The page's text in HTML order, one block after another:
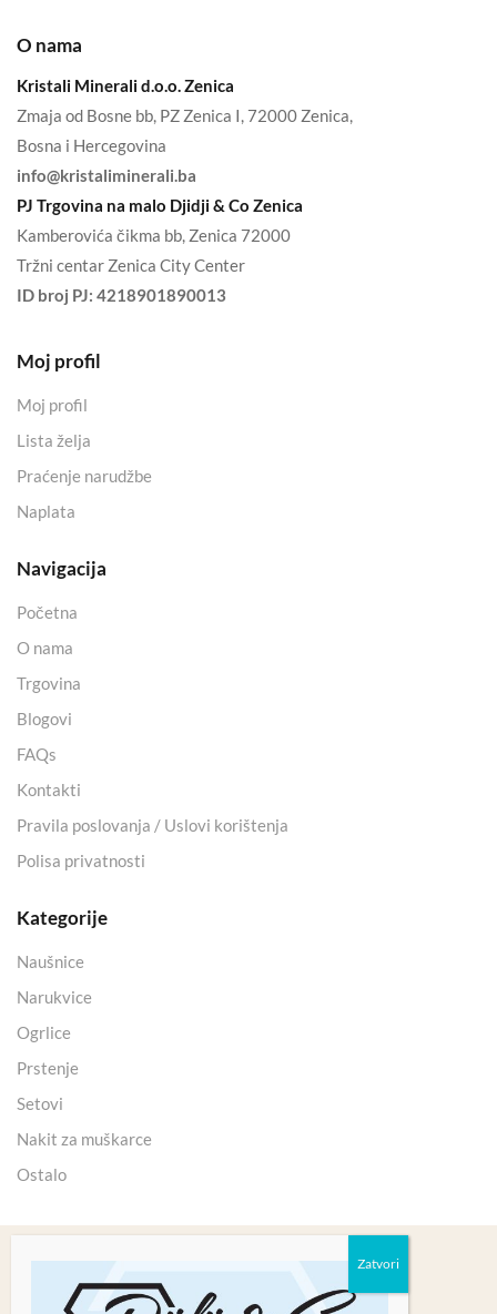
O nama
Kristali Minerali d.o.o. Zenica
Zmaja od Bosne bb, PZ Zenica I, 72000 Zenica,
Bosna i Hercegovina
info@kristaliminerali.ba
PJ Trgovina na malo Djidji & Co Zenica
Kamberovića čikma bb, Zenica 72000
Tržni centar Zenica City Center
ID broj PJ: 4218901890013
Moj profil
Moj profil
Lista želja
Praćenje narudžbe
Naplata
Navigacija
Početna
O nama
Trgovina
Blogovi
FAQs
Kontakti
Pravila poslovanja / Uslovi korištenja
Polisa privatnosti
Kategorije
Naušnice
Narukvice
Ogrlice
Prstenje
Setovi
Nakit za muškarce
Ostalo
Copyright 2025 © Kristali Minerali d.o.o